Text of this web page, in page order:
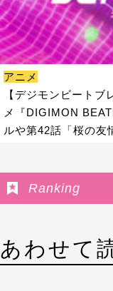
アニメ
【デジモンビート
メ『DIGIMON
ルや第42話「桜の友
Ranking
あわせて